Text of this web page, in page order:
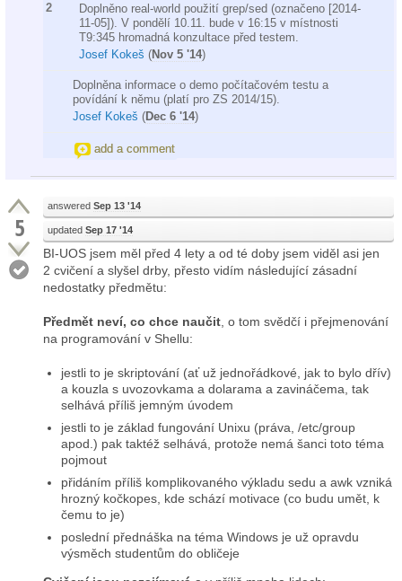
2
Doplněno real-world použití grep/sed (označeno [2014-
11-05]). V pondělí 10.11. bude v 16:15 v místnosti
T9:345 hromadná konzultace před testem.
Josef Kokeš (Nov 5 '14)
Doplněna informace o demo počítačovém testu a
povídání k němu (platí pro ZS 2014/15).
Josef Kokeš (Dec 6 '14)
add a comment
5
answered Sep 13 '14
updated Sep 17 '14
BI-UOS jsem měl před 4 lety a od té doby jsem viděl asi jen
2 cvičení a slyšel drby, přesto vidím následující zásadní
nedostatky předmětu:
Předmět neví, co chce naučit , o tom svědčí i přejmenování
na programování v Shellu:
jestli to je skriptování (ať už jednořádkové, jak to bylo dřív)
a kouzla s uvozovkama a dolarama a zavináčema, tak
selhává příliš jemným úvodem
jestli to je základ fungování Unixu (práva, /etc/group
apod.) pak taktéž selhává, protože nemá šanci toto téma
pojmout
přidáním příliš komplikovaného výkladu sedu a awk vzniká
hrozný kočkopes, kde schází motivace (co budu umět, k
čemu to je)
poslední přednáška na téma Windows je už opravdu
výsměch studentům do obličeje